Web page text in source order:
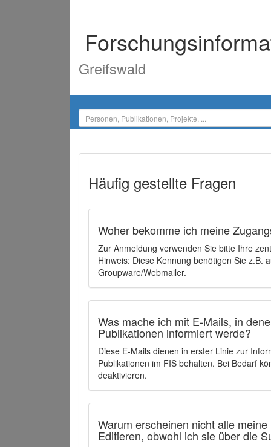
Greifswald
Häufig gestellte Fragen
Woher bekomme ich meine
Zur Anmeldung verwenden Sie bitte Ihre
Hinweis: Diese Kennung benötigen Sie z.B.
Groupware/Webmailer.
Was mache ich mit E-Mails, in
Publikationen informiert werde?
Diese E-Mails dienen in erster Linie zur
Publikationen im FIS behalten. Bei Bedarf
deaktivieren.
Warum erscheinen nicht alle
Editieren, obwohl ich sie über die